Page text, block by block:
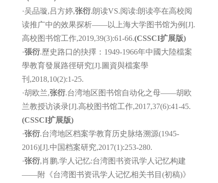
·吴品璇,吕方婷,张衍.朗读VS.阅读:朗读亭在高校阅
读推广中的效果探析——以上海大学图书馆为例[J].
高校图书馆工作,2019,39(3):61-66.(CSSCI扩展版)
·張衍.歷史路口的抉擇：1949-1966年中國大陸檔案
學教育發展路徑研究[J].圖資與檔案學
刊,2018,10(2):1-25.
·胡欧兰,张衍.台湾地区图书馆自动化之母——胡欧
兰教授访谈录[J].高校图书馆工作,2017,37(6):41-45.
(CSSCI扩展版)
·张衍.台湾地区档案学教育历史脉络溯源(1945-
2016)[J].中国档案研究,2017(1):253-280.
·张衍,肖鹏.学人记忆:台湾图书资讯学人记忆构建
——附《台湾图书资讯学人记忆相关书目(初稿)》